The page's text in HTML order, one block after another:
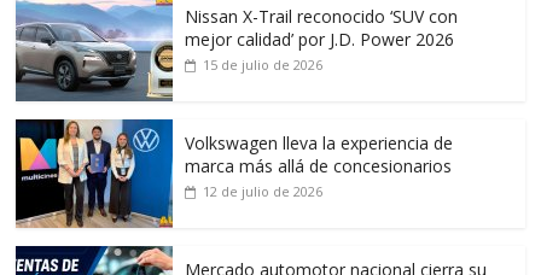
Nissan X-Trail reconocido ‘SUV con
mejor calidad’ por J.D. Power 2026
15 de julio de 2026
Volkswagen lleva la experiencia de
marca más allá de concesionarios
12 de julio de 2026
Mercado automotor nacional cierra su